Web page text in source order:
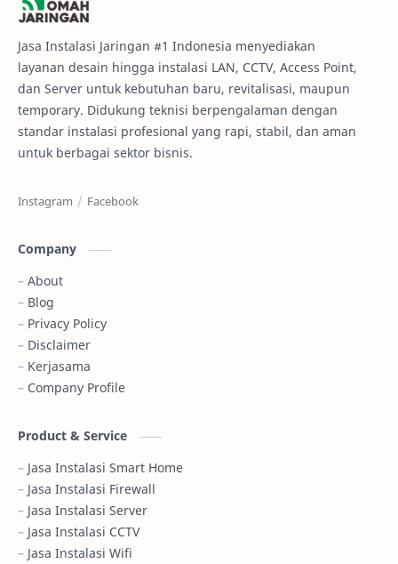
Jasa Instalasi Jaringan #1 Indonesia menyediakan
layanan desain hingga instalasi LAN, CCTV, Access Point,
dan Server untuk kebutuhan baru, revitalisasi, maupun
temporary. Didukung teknisi berpengalaman dengan
standar instalasi profesional yang rapi, stabil, dan aman
untuk berbagai sektor bisnis.
Company
About
Blog
Privacy Policy
Disclaimer
Kerjasama
Company Profile
Product & Service
Jasa Instalasi Smart Home
Jasa Instalasi Firewall
Jasa Instalasi Server
Jasa Instalasi CCTV
Jasa Instalasi Wifi